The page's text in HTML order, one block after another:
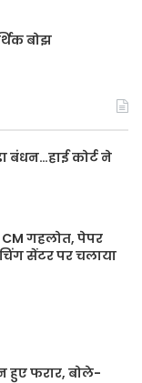
बोझ
बंधन…हाई कोर्ट ने
CM गहलोत, पेपर
सेंटर पर चलाया
हुए फरार, बोले-